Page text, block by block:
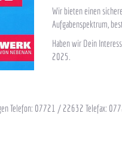
Wir bieten einen
Aufgabenspektrum,
Haben wir Dein
2025.
Telefon: 07721 / 22632 Telefax: